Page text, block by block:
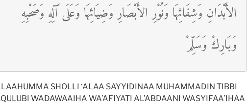
الأَبْدَانِ وَشِفَائِهَا وَنُوْرِ الأَبْصَارِ وَضِيَائِهَا وَعَلَى آَلِهِ وَصَحْبِهِ
وَبَارِكْ وَسَلِّمْ
SHOLLI ‘ALAA SAYYIDINAA MUHAMMADIN TIBBI
WADAWAAIHA WA’AFIYATI AL’ABDAANI WASYIFAA’IHAA